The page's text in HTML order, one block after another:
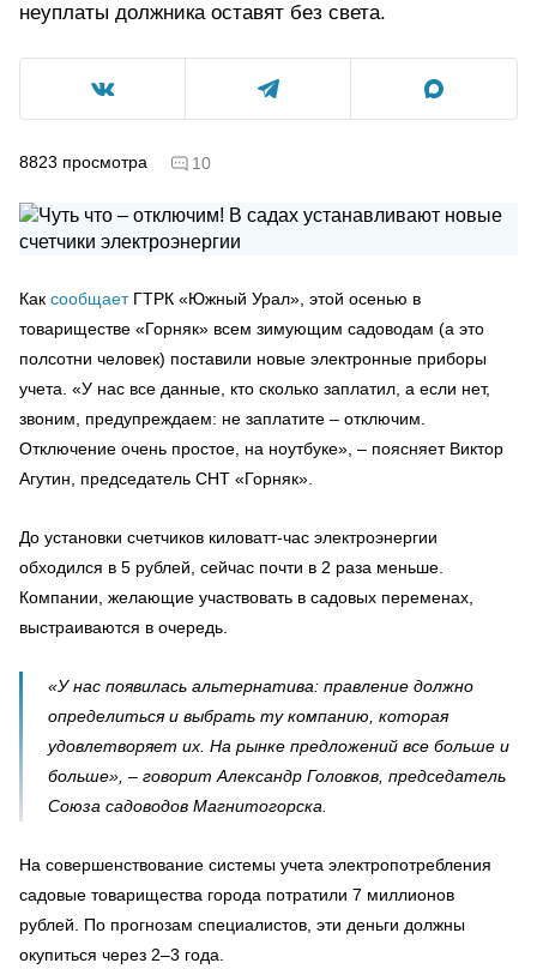
неуплаты должника оставят без света.
8823 просмотра 10
Как сообщаетГТРК «Южный Урал», этой осенью в
товариществе «Горняк» всем зимующим садоводам (а это
полсотни человек) поставили новые электронные приборы
учета. «У нас все данные, кто сколько заплатил, а если нет,
звоним, предупреждаем: не заплатите – отключим.
Отключение очень простое, на ноутбуке», – поясняет Виктор
Агутин, председатель СНТ «Горняк».
До установки счетчиков киловатт-час электроэнергии
обходился в 5 рублей, сейчас почти в 2 раза меньше.
Компании, желающие участвовать в садовых переменах,
выстраиваются в очередь.
«У нас появилась альтернатива: правление должно
определиться и выбрать ту компанию, которая
удовлетворяет их. На рынке предложений все больше и
больше», – говорит Александр Головков, председатель
Союза садоводов Магнитогорска.
На совершенствование системы учета электропотребления
садовые товарищества города потратили 7 миллионов
рублей. По прогнозам специалистов, эти деньги должны
окупиться через 2–3 года.